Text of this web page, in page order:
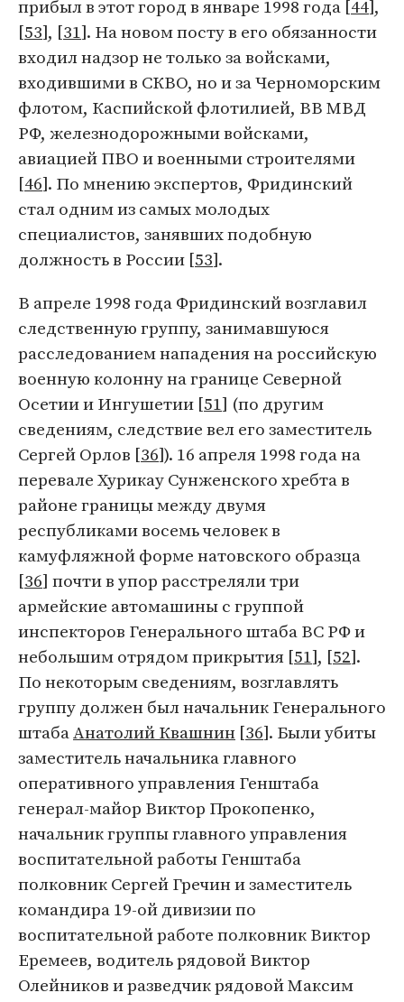
прибыл в этот город в январе 1998 года [44],
[53], [31]. На новом посту в его обязанности
входил надзор не только за войсками,
входившими в СКВО, но и за Черноморским
флотом, Каспийской флотилией, ВВ МВД
РФ, железнодорожными войсками,
авиацией ПВО и военными строителями
[46]. По мнению экспертов, Фридинский
стал одним из самых молодых
специалистов, занявших подобную
должность в России [53].
В апреле 1998 года Фридинский возглавил
следственную группу, занимавшуюся
расследованием нападения на российскую
военную колонну на границе Северной
Осетии и Ингушетии [51] (по другим
сведениям, следствие вел его заместитель
Сергей Орлов [36]). 16 апреля 1998 года на
перевале Хурикау Сунженского хребта в
районе границы между двумя
республиками восемь человек в
камуфляжной форме натовского образца
[36] почти в упор расстреляли три
армейские автомашины с группой
инспекторов Генерального штаба ВС РФ и
небольшим отрядом прикрытия [51], [52].
По некоторым сведениям, возглавлять
группу должен был начальник Генерального
штабаАнатолий Квашнин [36]. Были убиты
заместитель начальника главного
оперативного управления Генштаба
генерал-майор Виктор Прокопенко,
начальник группы главного управления
воспитательной работы Генштаба
полковник Сергей Гречин и заместитель
командира 19-ой дивизии по
воспитательной работе полковник Виктор
Еремеев, водитель рядовой Виктор
Олейников и разведчик рядовой Максим